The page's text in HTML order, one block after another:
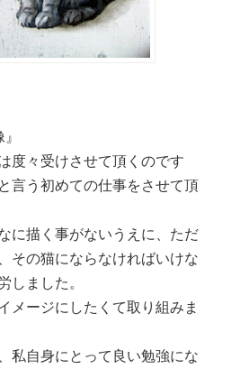
度々受けさせて頂くのです
言う初めての仕事をさせて頂
に描く事がないうえに、ただ
その猫にならなければいけな
しました。
メージにしたくて取り組みま
私自身にとって良い勉強にな